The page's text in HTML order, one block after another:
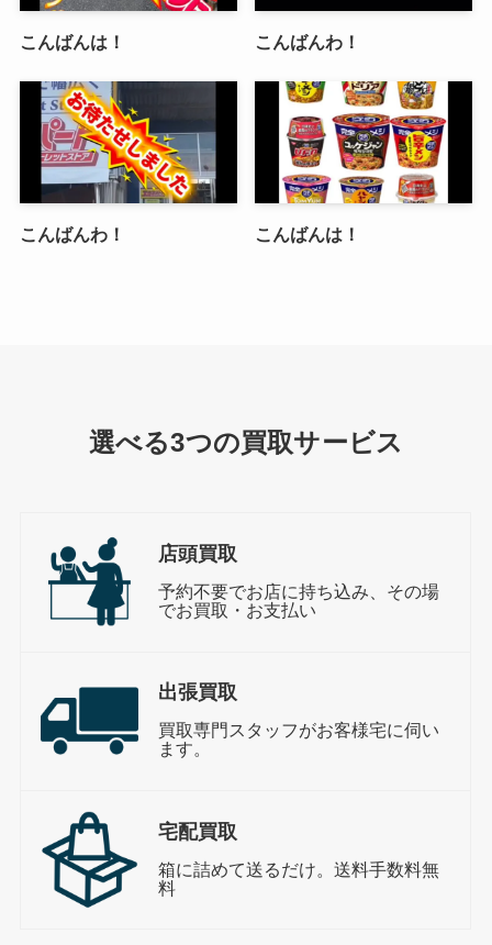
こんばんは！ こんばんわ！
こんばんわ！ こんばんは！
選べる3つの買取サービス
店頭買取
予約不要でお店に持ち込み、その場
でお買取・お支払い
出張買取
買取専門スタッフがお客様宅に伺い
ます。
宅配買取
箱に詰めて送るだけ。送料手数料無
料